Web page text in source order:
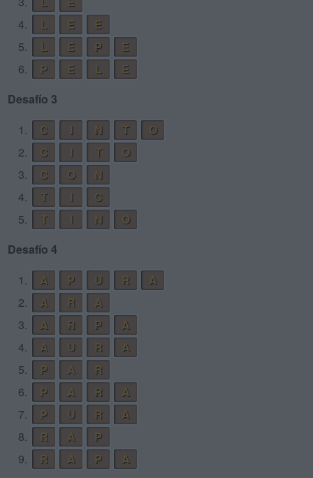
4.
L E
E
5.
L E P
E
6.
P E L
E
Desafío 3
1.
C N T
O
2.
C T
O
3.
C O
N
4.
T
C
5.
T N
O
Desafío 4
1.
A P U R
A
2.
A R
A
3.
A R P
A
4.
A U R
A
5.
P A
R
6.
P A R
A
7.
P U R
A
8.
R A
P
9.
R A P
A